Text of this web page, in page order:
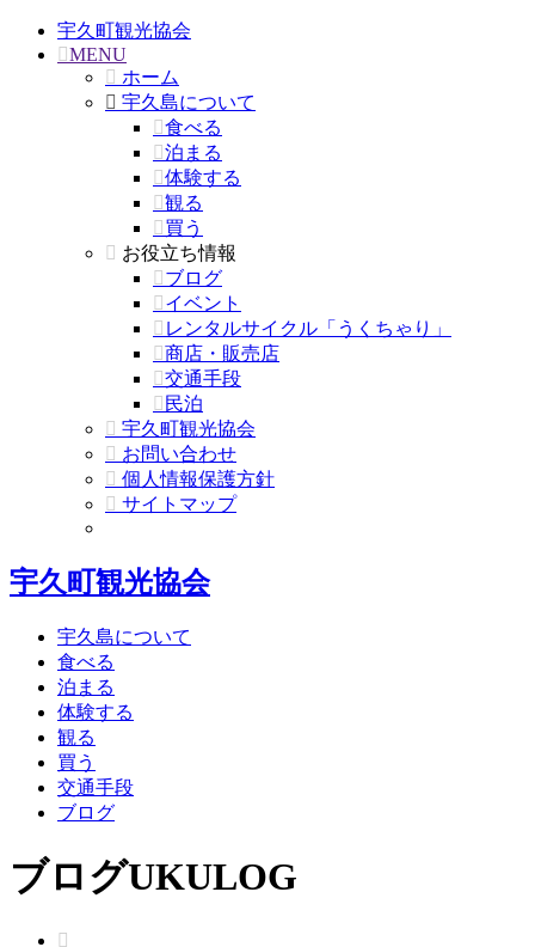
宇久町観光協会
MENU
ホーム
宇久島について
食べる
泊まる
体験する
観る
買う
お役立ち情報
ブログ
イベント
レンタルサイクル「うくちゃり」
商店・販売店
交通手段
民泊
宇久町観光協会
お問い合わせ
個人情報保護方針
サイトマップ
宇久町観光協会
宇久島について
食べる
泊まる
体験する
観る
買う
交通手段
ブログ
ブログUKULOG